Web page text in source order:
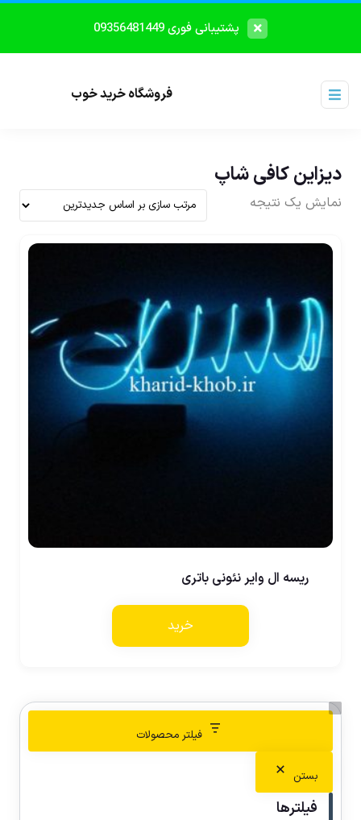
پشتیبانی فوری 09356481449
فروشگاه خرید خوب
دیزاین کافی شاپ
نمایش یک نتیجه
ریسه ال وایر نئونی باتری
خرید
فیلتر محصولات
بستن
فیلترها